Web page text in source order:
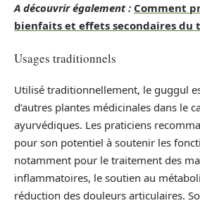
A découvrir également : Comment
bienfaits et effets secondaires du
Usages traditionnels
Utilisé traditionnellement, le guggul
d’autres plantes médicinales dans le
ayurvédiques. Les praticiens
pour son potentiel à soutenir les
notamment pour le traitement des
inflammatoires, le soutien au
réduction des douleurs articulaires.